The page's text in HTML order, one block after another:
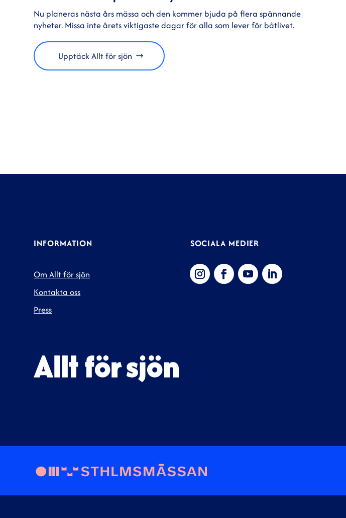
Nu planeras nästa års mässa och den kommer bjuda på flera spännande
nyheter. Missa inte årets viktigaste dagar för alla som lever för båtlivet.
Upptäck Allt för sjön
INFORMATION
Om Allt för sjön
Kontakta oss
Press
SOCIALA MEDIER